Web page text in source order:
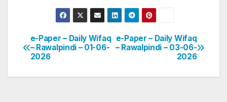
پوسٹوں
کی
e-Paper – Daily Wifaq
– Rawalpindi – 01-06-
2026
e-Paper – Daily Wifaq
– Rawalpindi – 03-06-
2026